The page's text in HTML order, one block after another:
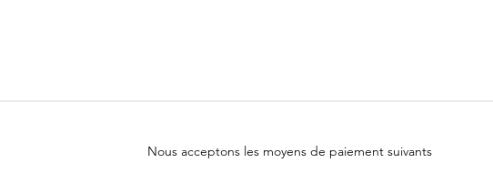
Nous acceptons les moyens de paiement suivants